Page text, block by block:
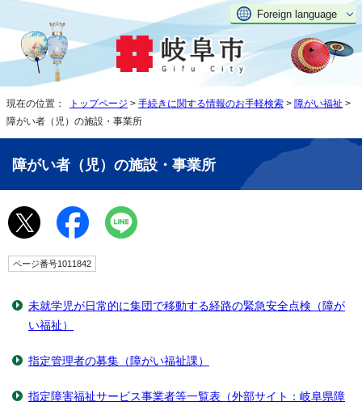
Foreign language
現在の位置： トップページ > 手続きに関する情報のお手軽検索 > 障がい福祉 >
障がい者（児）の施設・事業所
障がい者（児）の施設・事業所
ページ番号1011842
未就学児が日常的に集団で移動する経路の緊急安全点検（障が
い福祉）
指定管理者の募集（障がい福祉課）
指定障害福祉サービス事業者等一覧表（外部サイト：岐阜県障